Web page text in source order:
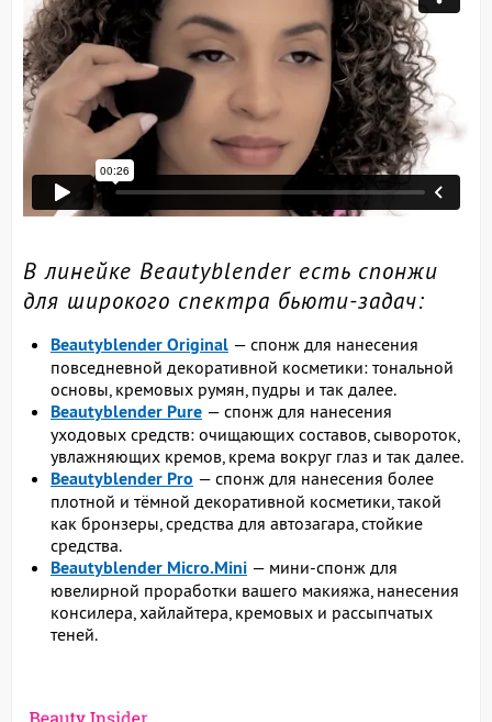
В линейке Beautyblender есть спонжи
для широкого спектра бьюти-задач:
Beautyblender Original — спонж для нанесения
повседневной декоративной косметики: тональной
основы, кремовых румян, пудры и так далее.
Beautyblender Pure — спонж для нанесения
уходовых средств: очищающих составов, сывороток,
увлажняющих кремов, крема вокруг глаз и так далее.
Beautyblender Pro — спонж для нанесения более
плотной и тёмной декоративной косметики, такой
как бронзеры, средства для автозагара, стойкие
средства.
Beautyblender Micro.Mini — мини-спонж для
ювелирной проработки вашего макияжа, нанесения
консилера, хайлайтера, кремовых и рассыпчатых
теней.